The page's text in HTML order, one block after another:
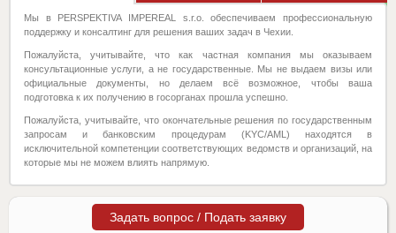
Мы в PERSPEKTIVA IMPEREAL s.r.o. обеспечиваем профессиональную
поддержку и консалтинг для решения ваших задач в Чехии.
Пожалуйста, учитывайте, что как частная компания мы оказываем
консультационные услуги, а не государственные. Мы не выдаем визы или
официальные документы, но делаем всё возможное, чтобы ваша
подготовка к их получению в госорганах прошла успешно.
Пожалуйста, учитывайте, что окончательные решения по государственным
запросам и банковским процедурам (KYC/AML) находятся в
исключительной компетенции соответствующих ведомств и организаций, на
которые мы не можем влиять напрямую.
Задать вопрос / Подать заявку